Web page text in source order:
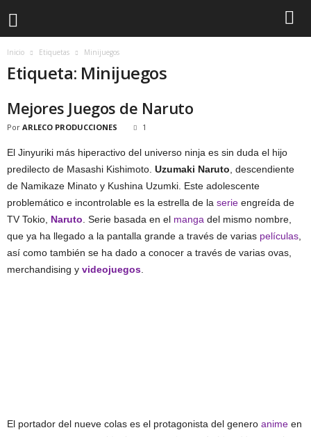
Inicio Etiquetas Minijuegos
Etiqueta: Minijuegos
Mejores Juegos de Naruto
Por ARLECO PRODUCCIONES 1
El Jinyuriki más hiperactivo del universo ninja es sin duda el hijo
predilecto de Masashi Kishimoto. Uzumaki Naruto , descendiente
de Namikaze Minato y Kushina Uzumki. Este adolescente
problemático e incontrolable es la estrella de la serie engreída de
TV Tokio, Naruto . Serie basada en el manga del mismo nombre,
que ya ha llegado a la pantalla grande a través de varias películas
así como también se ha dado a conocer a través de varias ovas,
merchandising y videojuegos
El portador del nueve colas es el protagonista del genero anime en